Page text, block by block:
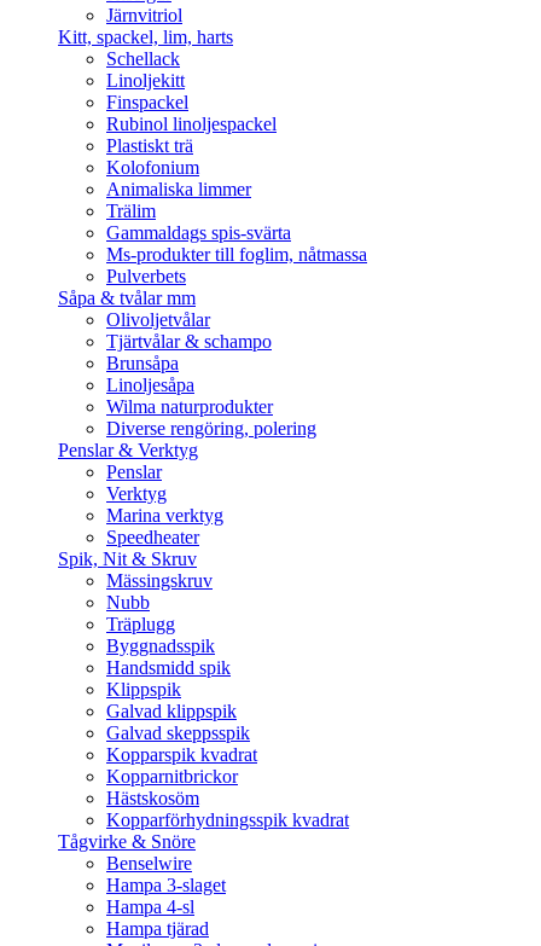
Järnvitriol
Kitt, spackel, lim, harts
Schellack
Linoljekitt
Finspackel
Rubinol linoljespackel
Plastiskt trä
Kolofonium
Animaliska limmer
Trälim
Gammaldags spis-svärta
Ms-produkter till foglim, nåtmassa
Pulverbets
Såpa & tvålar mm
Olivoljetvålar
Tjärtvålar & schampo
Brunsåpa
Linoljesåpa
Wilma naturprodukter
Diverse rengöring, polering
Penslar & Verktyg
Penslar
Verktyg
Marina verktyg
Speedheater
Spik, Nit & Skruv
Mässingskruv
Nubb
Träplugg
Byggnadsspik
Handsmidd spik
Klippspik
Galvad klippspik
Galvad skeppsspik
Kopparspik kvadrat
Kopparnitbrickor
Hästskosöm
Kopparförhydningsspik kvadrat
Tågvirke & Snöre
Benselwire
Hampa 3-slaget
Hampa 4-sl
Hampa tjärad